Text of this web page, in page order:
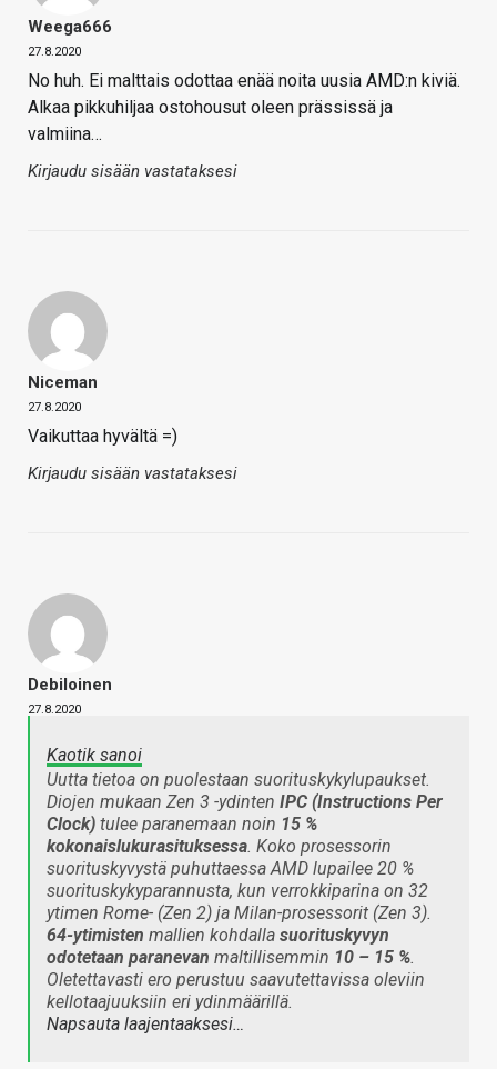
Weega666
27.8.2020
No huh. Ei malttais odottaa enää noita uusia AMD:n kiviä.
Alkaa pikkuhiljaa ostohousut oleen prässissä ja
valmiina…
Kirjaudu sisään vastataksesi
Niceman
27.8.2020
Vaikuttaa hyvältä =)
Kirjaudu sisään vastataksesi
Debiloinen
27.8.2020
Kaotik sanoi
Uutta tietoa on puolestaan suorituskykylupaukset.
Diojen mukaan Zen 3 -ydinten IPC (Instructions Per
Clock) tulee paranemaan noin 15 %
kokonaislukurasituksessa. Koko prosessorin
suorituskyvystä puhuttaessa AMD lupailee 20 %
suorituskykyparannusta, kun verrokkiparina on 32
ytimen Rome- (Zen 2) ja Milan-prosessorit (Zen 3).
64-ytimisten mallien kohdalla suorituskyvyn
odotetaan paranevan maltillisemmin 10 – 15 %.
Oletettavasti ero perustuu saavutettavissa oleviin
kellotaajuuksiin eri ydinmäärillä.
Napsauta laajentaaksesi…